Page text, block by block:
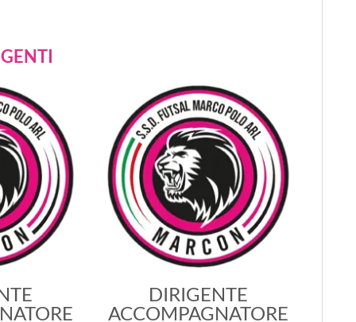
DIRIGENTE
ACCOMPAGNATORE